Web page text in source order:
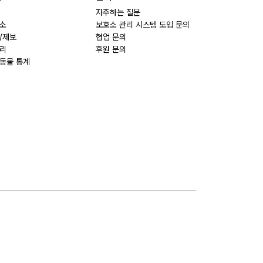
제보
물 통계
자주하는 질문
보호소 관리 시스템 도입 문의
협업 문의
후원 문의